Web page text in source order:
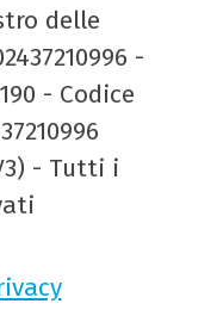
delle
-
- Codice
- Tutti i